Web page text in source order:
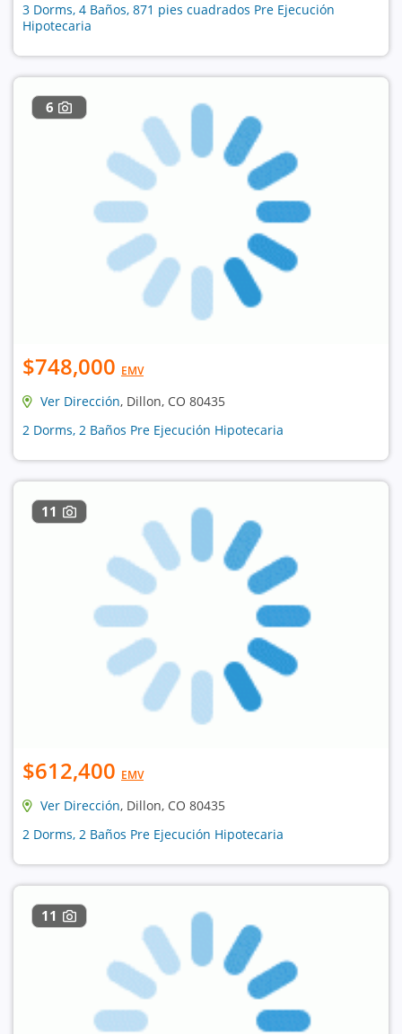
3 Dorms, 4 Baños, 871 pies cuadrados Pre Ejecución
Hipotecaria
6
$748,000 EMV
Ver Dirección, Dillon, CO 80435
2 Dorms, 2 Baños Pre Ejecución Hipotecaria
11
$612,400 EMV
Ver Dirección, Dillon, CO 80435
2 Dorms, 2 Baños Pre Ejecución Hipotecaria
11